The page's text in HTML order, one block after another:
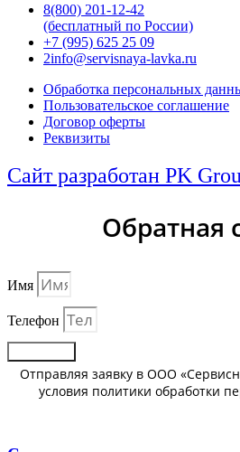
8(800) 201-12-42
(бесплатный по России)
+7 (995) 625 25 09
2info@servisnaya-lavka.ru
Обработка персональных
Пользовательское соглашение
Договор оферты
Реквизиты
Сайт разработан PK
Обратная
Имя
Телефон
Отправляя заявку в ООО
условия политики обработки